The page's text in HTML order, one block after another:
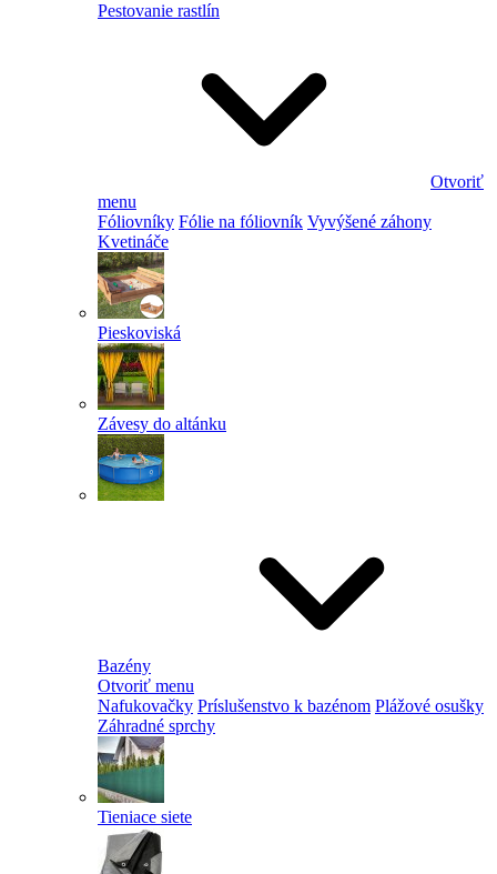
Pestovanie rastlín
Otvoriť
menu
Fóliovníky Fólie na fóliovník Vyvýšené záhony
Kvetináče
Pieskoviská
Závesy do altánku
Bazény
Otvoriť menu
Nafukovačky Príslušenstvo k bazénom Plážové osušky
Záhradné sprchy
Tieniace siete